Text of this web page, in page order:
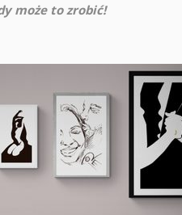
może to zrobić!